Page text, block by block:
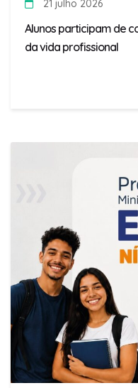
21 julho 2026
Alunos participam de
da vida profissional